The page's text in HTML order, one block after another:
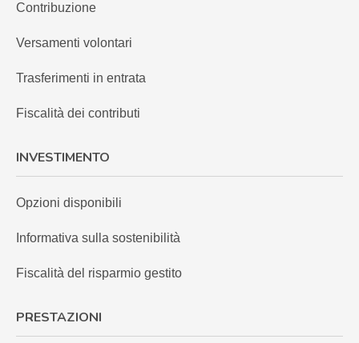
Contribuzione
Versamenti volontari
Trasferimenti in entrata
Fiscalità dei contributi
INVESTIMENTO
Opzioni disponibili
Informativa sulla sostenibilità
Fiscalità del risparmio gestito
PRESTAZIONI